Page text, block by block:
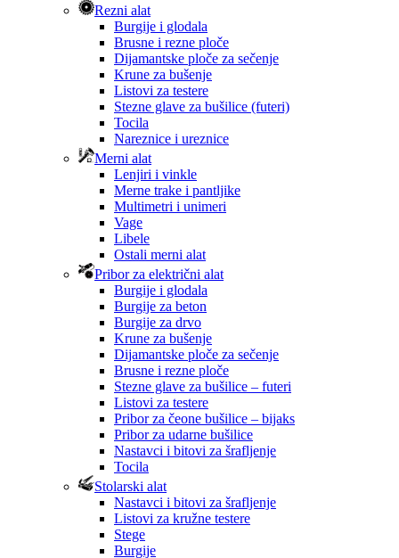
Rezni alat
Burgije i glodala
Brusne i rezne ploče
Dijamantske ploče za sečenje
Krune za bušenje
Listovi za testere
Stezne glave za bušilice (futeri)
Tocila
Nareznice i ureznice
Merni alat
Lenjiri i vinkle
Merne trake i pantljike
Multimetri i unimeri
Vage
Libele
Ostali merni alat
Pribor za električni alat
Burgije i glodala
Burgije za beton
Burgije za drvo
Krune za bušenje
Dijamantske ploče za sečenje
Brusne i rezne ploče
Stezne glave za bušilice – futeri
Listovi za testere
Pribor za čeone bušilice – bijaks
Pribor za udarne bušilice
Nastavci i bitovi za šrafljenje
Tocila
Stolarski alat
Nastavci i bitovi za šrafljenje
Listovi za kružne testere
Stege
Burgije